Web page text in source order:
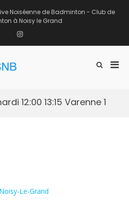
Noiséenne de Badminton - Club de
à Noisy le Grand
Instagram
Afficher
recherche
12:00 13:15 Varenne 1
Le-Grand